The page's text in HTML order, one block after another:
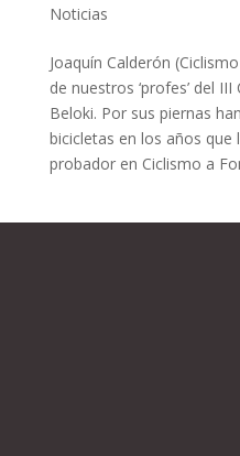
Noticias
Joaquín Calderón
de nuestros ‘profes’ del
Beloki. Por sus piernas
bicicletas en los años
probador en Ciclismo a